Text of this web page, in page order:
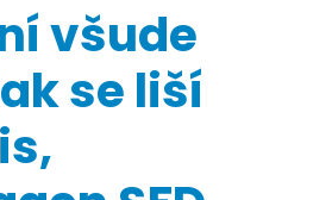
všude
se liší